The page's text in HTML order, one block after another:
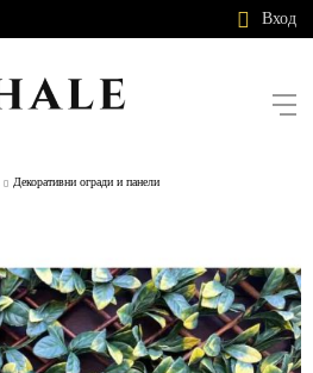
Вход
Декоративни огради и панели